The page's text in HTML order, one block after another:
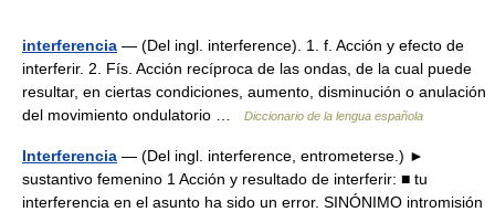
interferencia — (Del ingl. interference). 1. f. Acción y efecto de
interferir. 2. Fís. Acción recíproca de las ondas, de la cual puede
resultar, en ciertas condiciones, aumento, disminución o anulación
del movimiento ondulatorio …
Diccionario de la lengua española
Interferencia — (Del ingl. interference, entrometerse.) ►
sustantivo femenino 1 Acción y resultado de interferir: ■ tu
interferencia en el asunto ha sido un error. SINÓNIMO intromisión